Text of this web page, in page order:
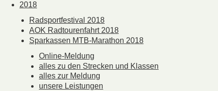
2018
Radsportfestival 2018
AOK Radtourenfahrt 2018
Sparkassen MTB-Marathon 2018
Online-Meldung
alles zu den Strecken und Klassen
alles zur Meldung
unsere Leistungen